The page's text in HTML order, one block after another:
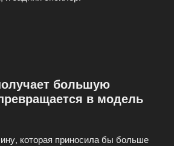
большую
в модель
которая приносила бы больше